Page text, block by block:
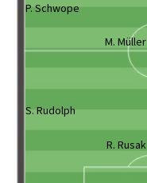
P. Schwope
M. Müller
S. Rudolph
R. Rusak